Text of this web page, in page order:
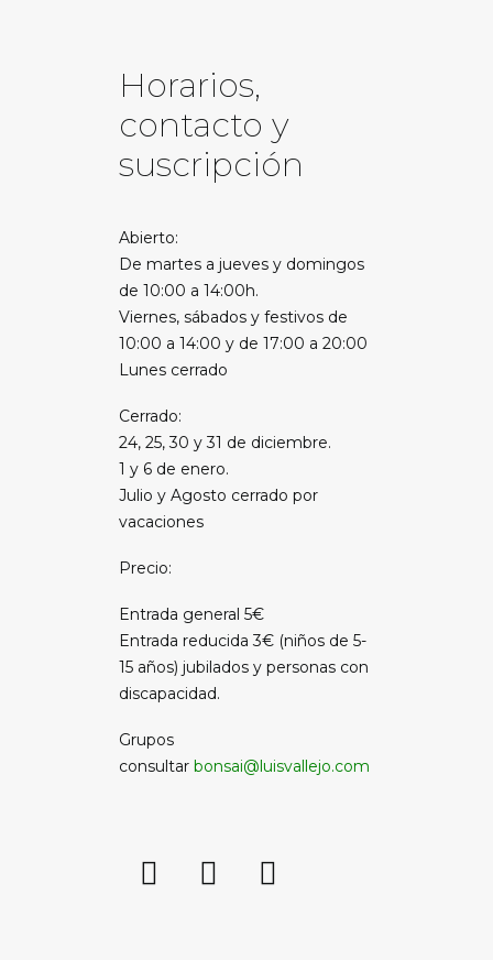
Horarios,
contacto y
suscripción
Abierto:
De martes a jueves y domingos
de 10:00 a 14:00h.
Viernes, sábados y festivos de
10:00 a 14:00 y de 17:00 a 20:00
Lunes cerrado
Cerrado:
24, 25, 30 y 31 de diciembre.
1 y 6 de enero.
Julio y Agosto cerrado por
vacaciones
Precio:
Entrada general 5€
Entrada reducida 3€ (niños de 5-
15 años) jubilados y personas con
discapacidad.
Grupos
consultar bonsai@luisvallejo.com